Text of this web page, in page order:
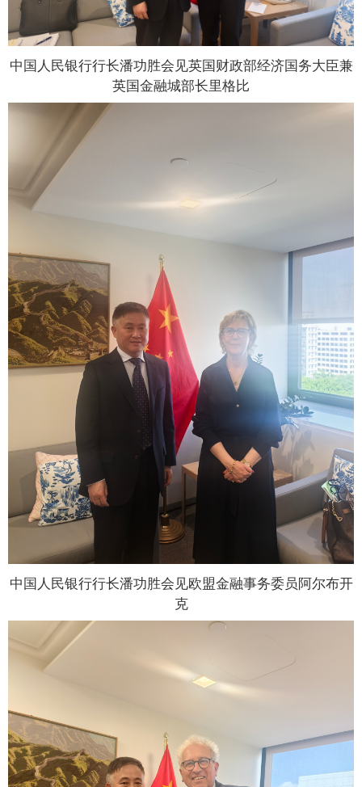
中国人民银行行长潘功胜会见英国财政部经济国务大臣兼
英国金融城部长里格比
中国人民银行行长潘功胜会见欧盟金融事务委员阿尔布开
克